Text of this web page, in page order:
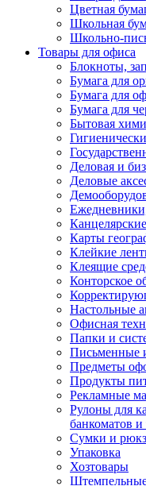
Цветная
Школьная
Школьно-
Товары для офиса
Блокноты,
Бумага для
Бумага для
Бумага для
Бытовая
Деловая и
Деловые
Карты
Клейкие
Клеящие
Конторское
Настольные
Офисная
Папки и
Письменные
Предметы
Продукты
Рекламные
Рулоны для
банкоматов и
Сумки и
Упаковка
Хозтовары